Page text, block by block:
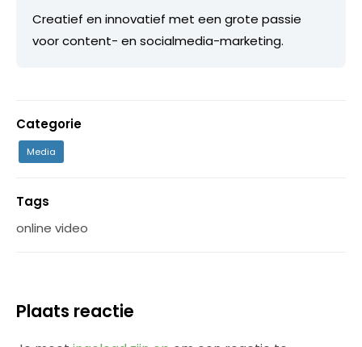
Creatief en innovatief met een grote passie
voor content- en socialmedia-marketing.
Categorie
Media
Tags
online video
Plaats reactie